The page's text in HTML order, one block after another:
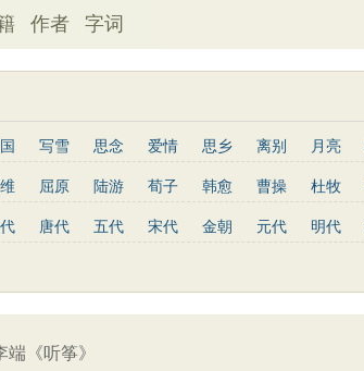
作者 字词
写雪 思念 爱情 思乡 离别 月亮
菊花 长江 黄河 竹子 哲理 泰山
屈原 陆游 荀子 韩愈 曹操 杜牧
朱熹 岑参 姜夔 孟郊 韦庄 元稹
曾国藩 韦应物 刘长卿 司马光 晏几道
彦 张九龄
唐代 五代 宋代 金朝 元代 明代
端《听筝》